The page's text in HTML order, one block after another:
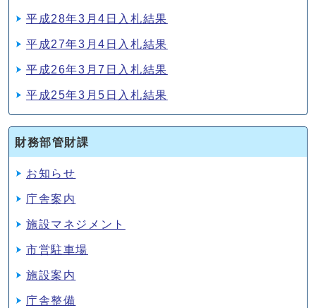
平成28年3月4日入札結果
平成27年3月4日入札結果
平成26年3月7日入札結果
平成25年3月5日入札結果
財務部管財課
お知らせ
庁舎案内
施設マネジメント
市営駐車場
施設案内
庁舎整備